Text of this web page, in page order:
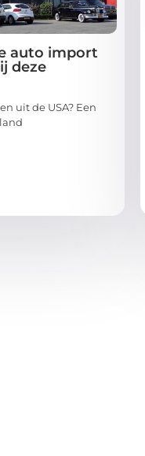
auto import
deze
uit de USA? Een